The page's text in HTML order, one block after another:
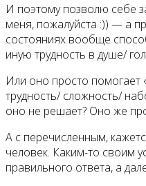
И поэтому позволю себе
меня, пожалуйста :)) — а
состояниях вообще
иную трудность в душе/
Или оно просто помогает
трудность/ сложность/
оно не решает? Оно же
А с перечисленным,
человек. Каким-то своим
правильного ответа, а